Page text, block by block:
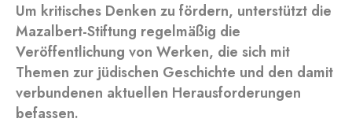
Um kritisches Denken zu fördern, unterstützt die
Mazalbert-Stiftung regelmäßig die
Veröffentlichung von Werken, die sich mit
Themen zur jüdischen Geschichte und den damit
verbundenen aktuellen Herausforderungen
befassen.